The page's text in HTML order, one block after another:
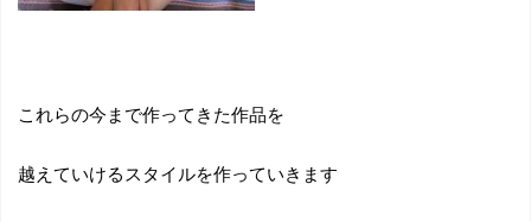
これらの今まで作ってきた作品を
越えていけるスタイルを作っていきます